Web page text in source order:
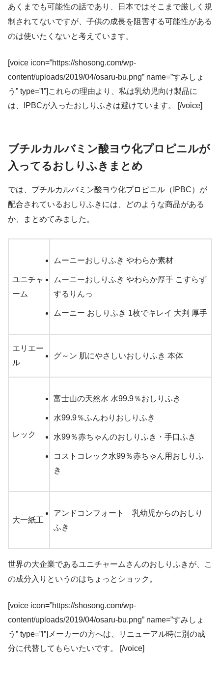
あくまでも可能性の話であり、日本ではそこまで厳しく規
制されてないですが、子供の成長を阻害する可能性がある
のは使いたくないと考えています。
[voice icon=”https://shosong.com/wp-
content/uploads/2019/04/osaru-bu.png” name=”すみしょ
う” type=”l”]これらの理由より、私は乳幼児向け製品に
は、IPBCが入ったおしりふきは避けています。 [/voice]
ブチルカルバミン酸ヨウ化プロピニルが
入ってるおしりふきまとめ
では、ブチルカルバミン酸ヨウ化プロピニル（IPBC）が
配合されているおしりふきには、どのような商品がある
か、まとめてみました。
ユニチャ
ーム
ムーニーおしりふき やわらか素材
ムーニーおしりふき やわらか厚手 こすらず
するりんっ
ムーニー おしりふき 1枚でキレイ 大判 厚手
エリエー
ル
グ～ン 肌にやさしいおしりふき 本体
レック
富士山の天然水 水99.9％おしりふき
水99.9％ふんわりおしりふき
水99％赤ちゃんのおしりふき・手口ふき
コストコレック水99％赤ちゃん用おしりふ
き
大一紙工
アンドコンフォート 乳幼児からのおしり
ふき
世界の大企業であるユニチャームさんのおしりふきが、こ
の成分入りというのはちょっとショック。
[voice icon=”https://shosong.com/wp-
content/uploads/2019/04/osaru-bu.png” name=”すみしょ
う” type=”l”]メーカーの方へは、リニューアル時に別の成
分に代替してもらいたいです。 [/voice]